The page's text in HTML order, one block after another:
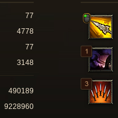
77
4778
77
3148
490189
9228960